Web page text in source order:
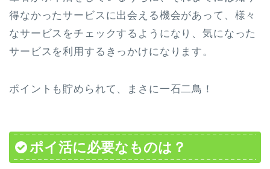
得なかったサービスに出会える機会があって、様々
なサービスをチェックするようになり、気になった
サービスを利用するきっかけになります。
ポイントも貯められて、まさに一石二鳥！
ポイ活に必要なものは？